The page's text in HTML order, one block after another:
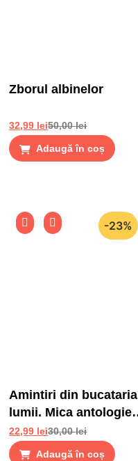
Zborul albinelor
50,00lei
32,99 lei
Adaugă în coș
-23%
Amintiri din bucataria
lumii. Mica antologie
de gusturi, stari si
gustari
30,00lei
22,99 lei
Adaugă în coș